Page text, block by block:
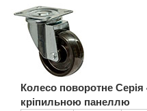
Колесо поворотне Серія
кріпильною панеллю